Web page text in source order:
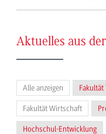
Aktuelles aus
Alle anzeigen Fakultät
Fakultät Wirtschaft
Hochschul-Entwicklung